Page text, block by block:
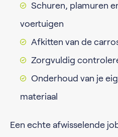
Schuren, plamuren
voertuigen
Afkitten van de
Zorgvuldig
Onderhoud van je
materiaal
Een echte afwisselende